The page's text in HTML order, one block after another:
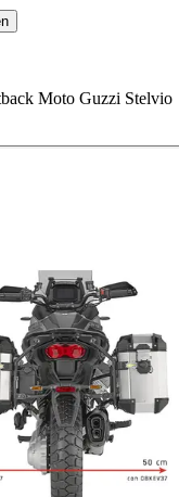
Moto Guzzi Stelvio